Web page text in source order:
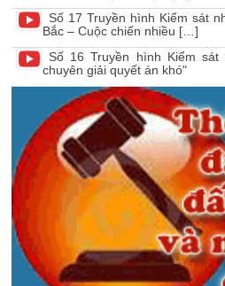
Số 17 Truyền hình Kiểm sát
Bắc – Cuộc chiến nhiều […]
Số 16 Truyền hình Kiểm
chuyên giải quyết án khó"